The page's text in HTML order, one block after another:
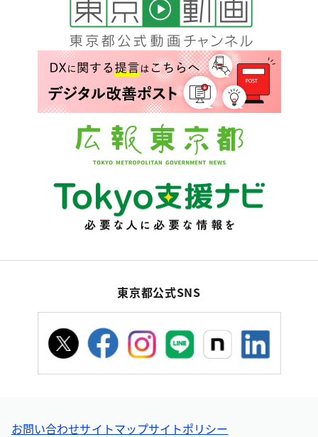
東京都公式SNS
お問い合わせサイトマップサイトポリシー